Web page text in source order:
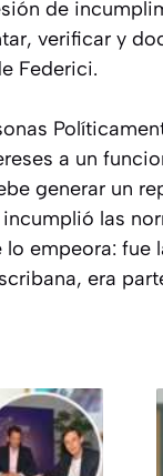
de
verificar y
Federici.
a un
generar un
las
lo empeora:
era